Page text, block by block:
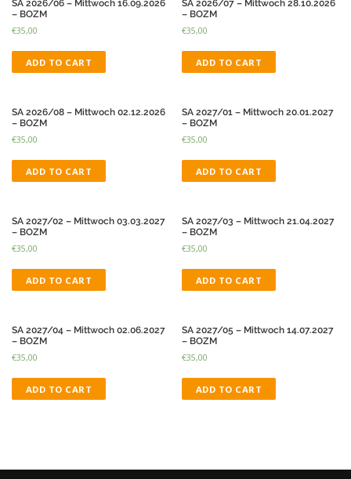
SA 2026/06 – Mittwoch 16.09.2026
– BOZM
€35,00
ADD TO CART
SA 2026/07 – Mittwoch 28.10.2026
– BOZM
€35,00
ADD TO CART
SA 2026/08 – Mittwoch 02.12.2026
– BOZM
€35,00
ADD TO CART
SA 2027/01 – Mittwoch 20.01.2027
– BOZM
€35,00
ADD TO CART
SA 2027/02 – Mittwoch 03.03.2027
– BOZM
€35,00
ADD TO CART
SA 2027/03 – Mittwoch 21.04.2027
– BOZM
€35,00
ADD TO CART
SA 2027/04 – Mittwoch 02.06.2027
– BOZM
€35,00
ADD TO CART
SA 2027/05 – Mittwoch 14.07.2027
– BOZM
€35,00
ADD TO CART